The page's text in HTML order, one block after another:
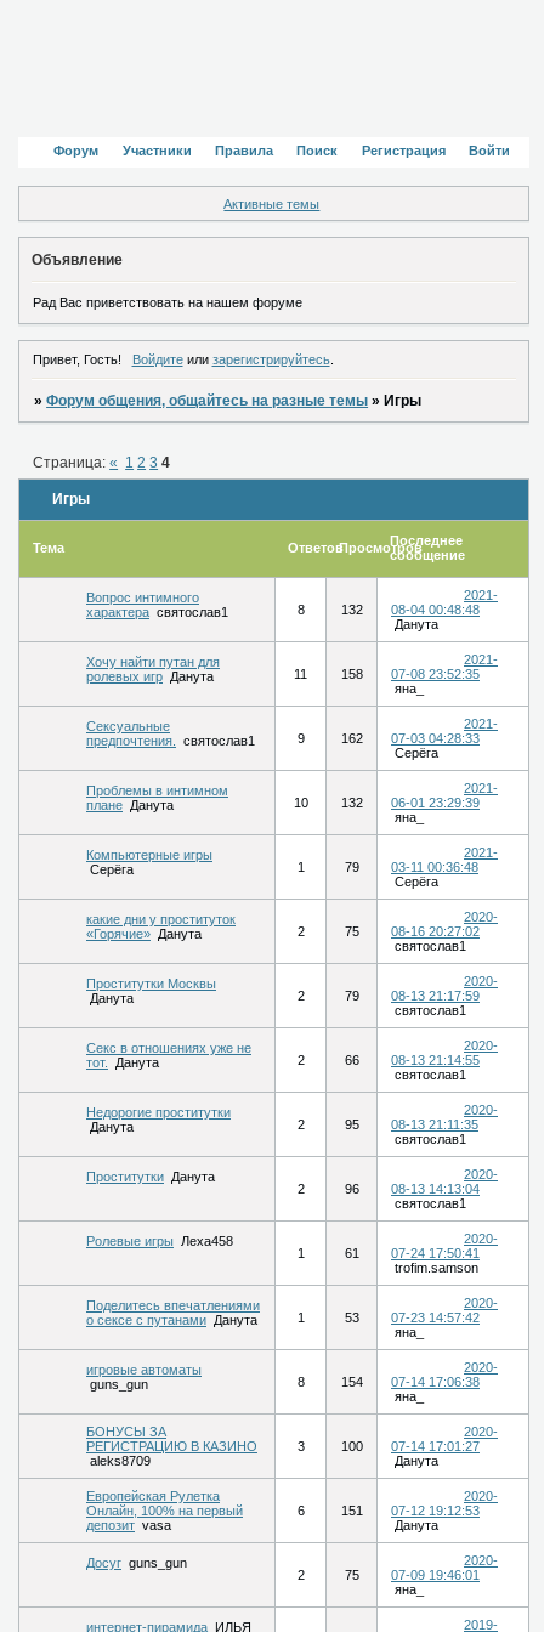
Форум Участники Правила Поиск Регистрация Войти
Активные темы
Объявление
Рад Вас приветствовать на нашем форуме
Привет, Гость! Войдитеили зарегистрируйтесь.
»Форум общения, общайтесь на разные темы »Игры
Игры
Страница:« 1 2 3 4
Тема ОтветовПросмотровПоследнее
сообщение
Вопрос интимного
характера святослав1 8 132
2021-
08-04 00:48:48
Данута
Хочу найти путан для
ролевых игр Данута 11 158
2021-
07-08 23:52:35
яна_
Сексуальные
предпочтения.
святослав1 9 162
2021-
07-03 04:28:33
Серёга
Проблемы в интимном
плане Данута 10 132
2021-
06-01 23:29:39
яна_
Компьютерные игры
Серёга
1 79
2021-
03-11 00:36:48
Серёга
какие дни у проституток
«Горячие» Данута 2 75
2020-
08-16 20:27:02
святослав1
Проститутки Москвы
Данута
2 79
2020-
08-13 21:17:59
святослав1
Секс в отношениях уже не
тот.
Данута 2 66
2020-
08-13 21:14:55
святослав1
Недорогие проститутки
Данута
2 95
2020-
08-13 21:11:35
святослав1
Проститутки Данута
2
96
2020-
08-13 14:13:04
святослав1
Ролевые игры Леха458
1
61
2020-
07-24 17:50:41
trofim.samson
Поделитесь впечатлениями
о сексе с путанами Данута 1 53
2020-
07-23 14:57:42
яна_
игровые автоматы
guns_gun
8 154
2020-
07-14 17:06:38
яна_
БОНУСЫ ЗА
РЕГИСТРАЦИЮ В КАЗИНО
aleks8709
3 100
2020-
07-14 17:01:27
Данута
Европейская Рулетка
Онлайн, 100% на первый
депозит vasa
6 151
2020-
07-12 19:12:53
Данута
Досуг guns_gun
2
75
2020-
07-09 19:46:01
яна_
интернет-пирамида ИЛЬЯ 2019-